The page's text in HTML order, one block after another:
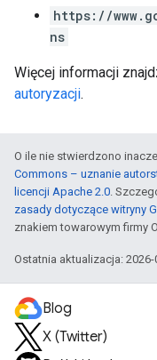
https://
ns
Więcej informacji
autoryzacji.
O ile nie stwierdzono
Commons – uznanie
licencji Apache 2.0.
zasady dotyczące witryny
znakiem towarowym firmy
Ostatnia aktualizacja: 2026-
Blog
X (Twitter)